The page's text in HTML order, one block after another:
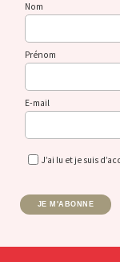
Nom
Prénom
E-mail
J’ai lu et je suis
JE M'ABONNE